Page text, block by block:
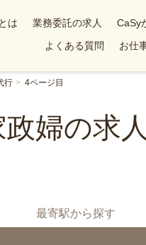
は 業務委託の求人 CaSy
よくある質問
お仕
行 4ページ目
婦の求
最寄駅から探す